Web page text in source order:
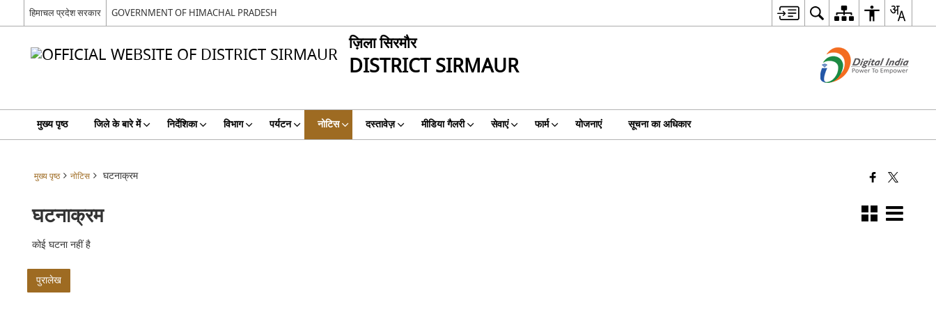
हिमाचल प्रदेश सरकार GOVERNMENT OF HIMACHAL PRADESH
ज़िला सिरमौर
DISTRICT SIRMAUR
मुख्य पृष्ठ जिले के बारे में निर्देशिका विभाग पर्यटन नोटिस दस्तावेज़ मीडिया गैलरी सेवाएं फार्म योजनाएं सूचना का अधिकार
मुख्य पृष्ठ नोटिस घटनाक्रम
घटनाक्रम
कोई घटना नहीं है
पुरालेख